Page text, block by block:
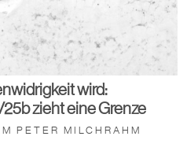
wird:
zieht eine Grenze
PETER MILCHRAHM